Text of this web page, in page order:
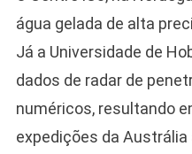
água gelada de alta
Já a Universidade de
dados de radar de
numéricos, resultando
expedições da